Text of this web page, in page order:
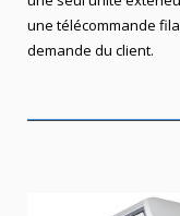
une télécommande
demande du client.